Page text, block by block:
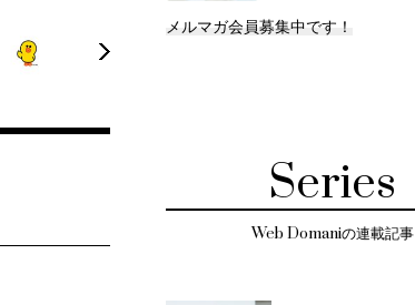
メルマガ会員募集中です！
Series
Web Domaniの連載記事